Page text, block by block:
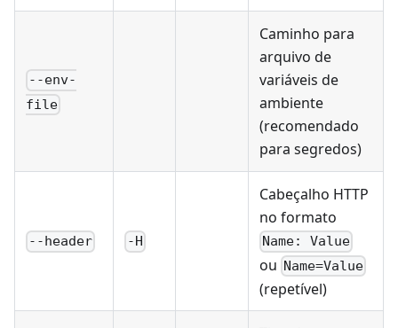
--env-
file
Caminho para
arquivo de
variáveis de
ambiente
(recomendado
para segredos)
--header -H
Cabeçalho HTTP
no formato
Name: Value
ou Name=Value
(repetível)